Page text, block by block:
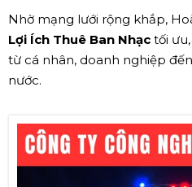
Nhờ mạng lưới rộng khắp,
Lợi Ích Thuê Ban Nhạc tối
từ cá nhân, doanh nghiệp
nước.